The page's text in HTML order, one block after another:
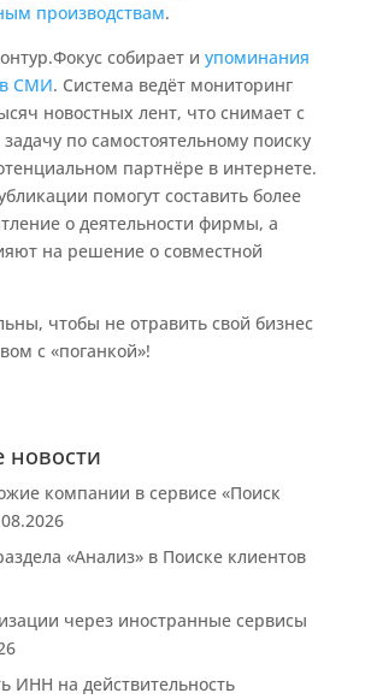
производствам.
собирает и упоминания
СМИ. Система ведёт мониторинг
новостных лент, что снимает с
задачу по самостоятельному поиску
партнёре в интернете.
помогут составить более
о деятельности фирмы, а
на решение о совместной
чтобы не отравить свой бизнес
с «поганкой»!
новости
компании в сервисе «Поиск
«Анализ» в Поиске клиентов
через иностранные сервисы
ИНН на действительность